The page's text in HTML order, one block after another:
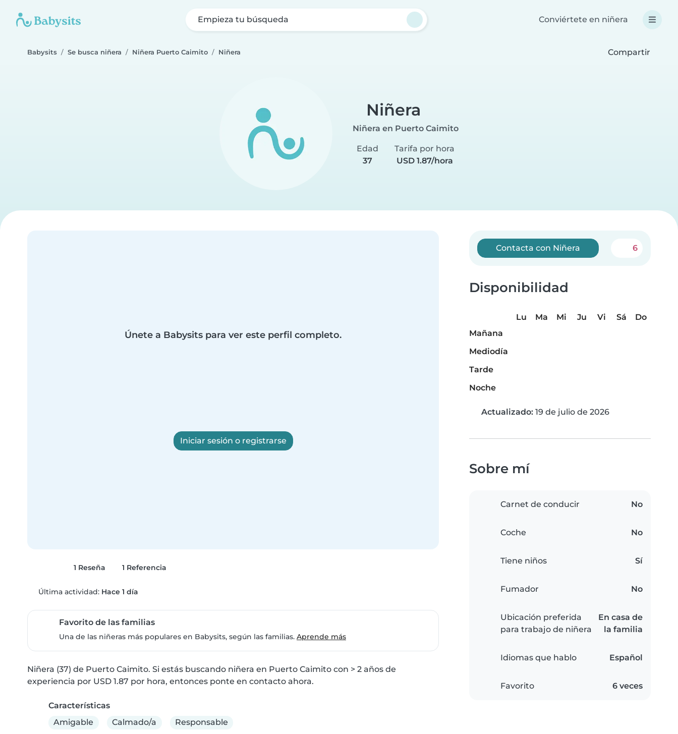
Empieza tu búsqueda Conviértete en niñera
Babysits Se busca niñera Niñera Puerto Caimito Niñera Compartir
Niñera
Niñera en Puerto Caimito
Edad
37
Tarifa por hora
USD 1.87/hora
Únete a Babysits para ver este perfil completo.
Iniciar sesión o registrarse
1 Reseña 1 Referencia
Última actividad: Hace 1 día
Favorito de las familias
Una de las niñeras más populares en Babysits, según las familias. Aprende más
Niñera (37) de Puerto Caimito. Si estás buscando niñera en Puerto Caimito con > 2 años de
experiencia por USD 1.87 por hora, entonces ponte en contacto ahora.
Características
Amigable
Calmado/a Responsable
Contacta con Niñera 6
Disponibilidad
Lu Ma Mi Ju Vi Sá
Do
Mañana
Mediodía
Tarde
Noche
Actualizado: 19 de julio de 2026
Sobre mí
Carnet de conducir No
Coche No
Tiene niños Sí
Fumador No
Ubicación preferida
para trabajo de niñera
En casa de
la familia
Idiomas que hablo Español
Favorito 6 veces